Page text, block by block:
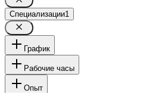
Специализации1
График
Рабочие часы
Опыт